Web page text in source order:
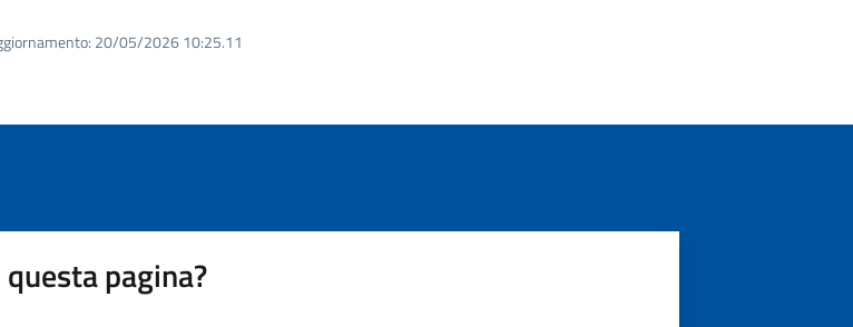
20/05/2026 10:25.11
pagina?